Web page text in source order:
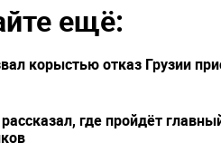
ещё:
корыстью отказ Грузии
где пройдёт